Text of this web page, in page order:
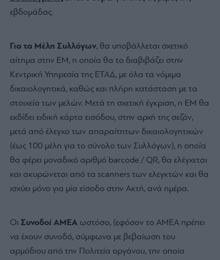
εβδομάδας.
Για τα Μέλη Συλλόγων, θα υποβάλλεται σχετικό
αίτημα στην ΕΜ, η οποία θα το διαβιβάζει στην
Κεντρική Υπηρεσία της ΕΤΑΔ, με όλα τα νόμιμα
δικαιολογητικά, καθώς και πλήρη κατάσταση με τα
στοιχεία των μελών. Μετά τη σχετική έγκριση, η ΕΜ θα
εκδίδει ειδική κάρτα εισόδου, στην αρχή της σεζόν,
μετά από έλεγχο των απαραίτητων δικαιολογητικών
(έως 100 μέλη για το σύνολο των Συλλόγων), η οποία
θα φέρει μοναδικό αριθμό barcode / QR, θα ελέγχεται
και ακυρώνεται από τα scanners των ελεγκτών και θα
ισχύει μόνο για μία είσοδο στην Ακτή, ανά ημέρα.
Οι Συνοδοί ΑΜΕΑ ωστόσο, (εφόσον το ΑΜΕΑ πρέπει
να έχουν συνοδό, σύμφωνα με βεβαίωση του
αρμόδιου από την Πολιτεία οργάνου, την οποία